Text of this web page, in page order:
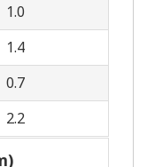
1.0
1.4
0.7
2.2